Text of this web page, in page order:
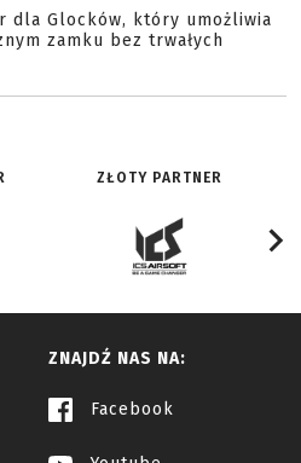
dla Glocków, który umożliwia
zamku bez trwałych
ZŁOTY PARTNER
ZNAJDŹ NAS NA:
Facebook